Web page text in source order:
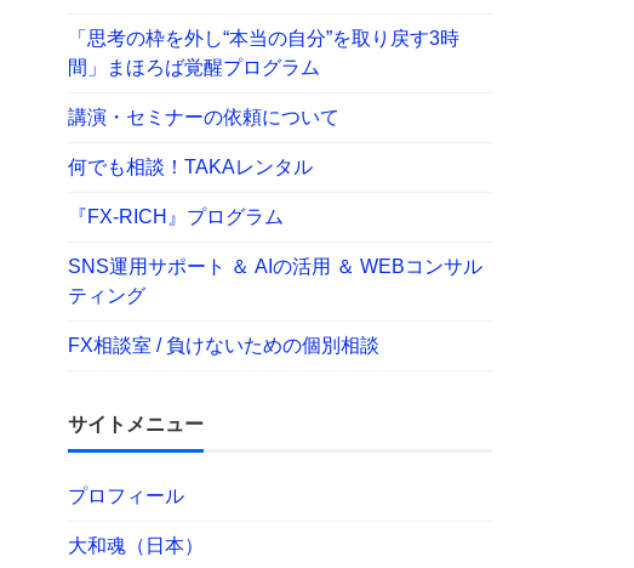
「思考の枠を外し“本当の自分”を取り戻す3時
間」まほろば覚醒プログラム
講演・セミナーの依頼について
何でも相談！TAKAレンタル
『FX-RICH』プログラム
SNS運用サポート ＆ AIの活用 ＆ WEBコンサル
ティング
FX相談室 / 負けないための個別相談
サイトメニュー
プロフィール
大和魂（日本）